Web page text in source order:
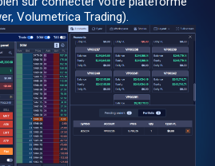
Volumetrica Trading).